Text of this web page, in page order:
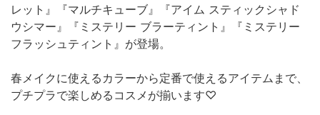
レット』『マルチキューブ』『アイム スティックシャド
ウシマー』『ミステリー ブラーティント』『ミステリー
フラッシュティント』が登場。
春メイクに使えるカラーから定番で使えるアイテムまで、
プチプラで楽しめるコスメが揃います♡